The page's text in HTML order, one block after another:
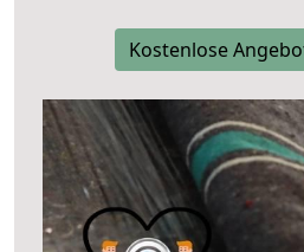
Kostenlose